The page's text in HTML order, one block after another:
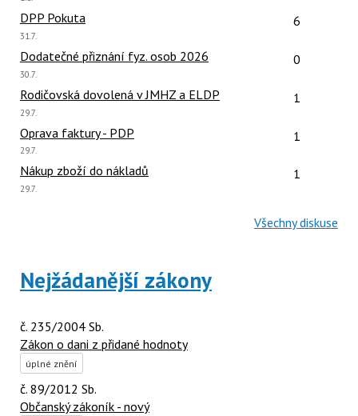
DPP Pokuta Počet
6
Poslední
31.7.
Dodatečné přiznání fyz. osob 2026 Počet
0
Poslední
30.7.
Rodičovská dovolená v JMHZ a ELDP Počet
1
Poslední
29.7.
Oprava faktury - PDP Počet
1
Poslední
29.7.
Nákup zboží do nákladů Počet
1
Poslední
29.7.
Všechny diskuse
Nejžádanější zákony
č. 235/2004 Sb.
Zákon o dani z přidané hodnoty
úplné znění
č. 89/2012 Sb.
Občanský zákoník - nový